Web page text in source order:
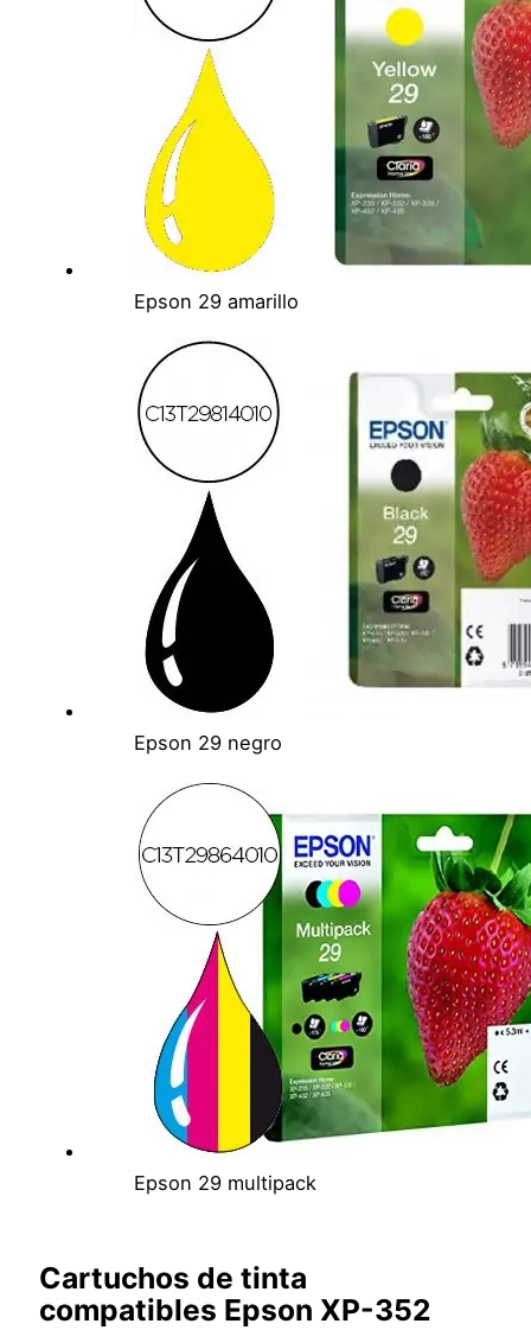
Epson 29 amarillo
Epson 29 negro
Epson 29 multipack
Cartuchos de tinta
compatibles Epson XP-352